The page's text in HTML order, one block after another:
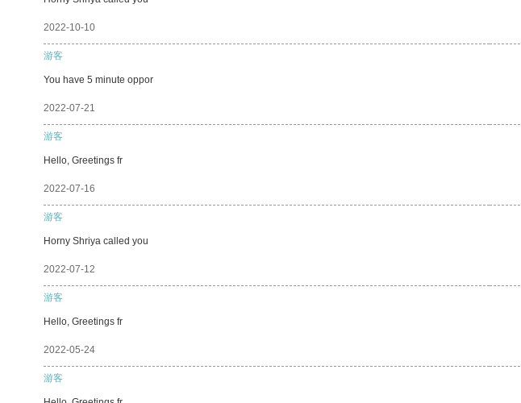
2022-10-10
游客
You have 5 minute oppor
2022-07-21
游客
Hello, Greetings fr
2022-07-16
游客
Horny Shriya called you
2022-07-12
游客
Hello, Greetings fr
2022-05-24
游客